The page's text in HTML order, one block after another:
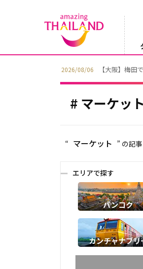
2026/08/05 【テレビ】
マーケット
“ マーケット ” の記
エリアで探す
バンコク
カンチャナブリ